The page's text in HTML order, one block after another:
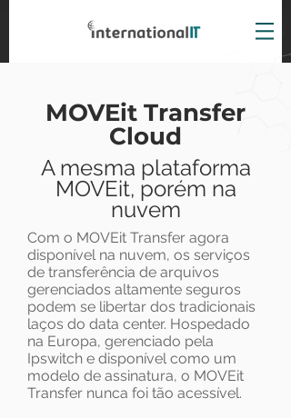
MOVEit Transfer
Cloud
Amesma plataforma
MOVEit, porém na
nuvem
Com o MOVEit Transfer agora
disponível na nuvem, os serviços
de transferência de arquivos
gerenciados altamente seguros
podem se libertar dos tradicionais
laços do data center. Hospedado
na Europa, gerenciado pela
Ipswitch e disponível como um
modelo de assinatura, o MOVEit
Transfer nunca foi tão acessível.